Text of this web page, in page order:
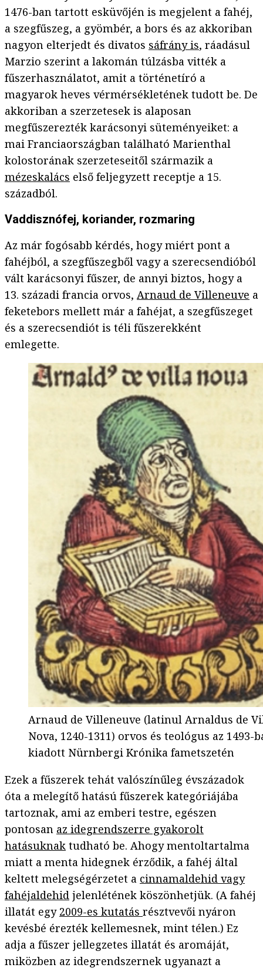
1476-ban tartott esküvőjén is megjelent a fahéj,
a szegfűszeg, a gyömbér, a bors és az akkoriban
nagyon elterjedt és divatos sáfrány is, ráadásul
Marzio szerint a lakomán túlzásba vitték a
fűszerhasználatot, amit a történetíró a
magyarok heves vérmérsékletének tudott be. De
akkoriban a szerzetesek is alaposan
megfűszerezték karácsonyi süteményeiket: a
mai Franciaországban található Marienthal
kolostorának szerzeteseitől származik a
mézeskalács első feljegyzett receptje a 15.
századból.
Vaddisznófej, koriander, rozmaring
Az már fogósabb kérdés, hogy miért pont a
fahéjból, a szegfűszegből vagy a szerecsendióból
vált karácsonyi fűszer, de annyi biztos, hogy a
13. századi francia orvos, Arnaud de Villeneuve a
feketebors mellett már a fahéjat, a szegfűszeget
és a szerecsendiót is téli fűszerekként
emlegette.
Arnaud de Villeneuve (latinul Arnaldus de
Nova, 1240-1311) orvos és teológus az 1493-
kiadott Nürnbergi Krónika fametszetén
Ezek a fűszerek tehát valószínűleg évszázadok
óta a melegítő hatású fűszerek kategóriájába
tartoznak, ami az emberi testre, egészen
pontosan az idegrendszerre gyakorolt
hatásuknak tudható be. Ahogy mentoltartalma
miatt a menta hidegnek érződik, a fahéj által
keltett melegségérzetet a cinnamaldehid vagy
fahéjaldehid jelenlétének köszönhetjük. (A fahéj
illatát egy 2009-es kutatás résztvevői nyáron
kevésbé érezték kellemesnek, mint télen.) Ez
adja a fűszer jellegzetes illatát és aromáját,
miközben az idegrendszernek ugyanazt a